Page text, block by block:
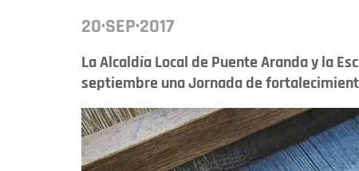
20·SEP·2017
La Alcaldía Local de Puente Aranda y la
septiembre una Jornada de